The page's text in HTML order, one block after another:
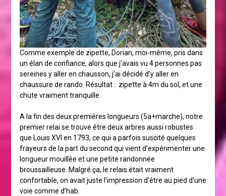
Comme exemple de zipette, Dorian, moi-même, pris dans
un élan de confiance, alors que j’avais vu 4 personnes pas
sereines y aller en chausson, j’ai décidé d’y aller en
chaussure de rando. Résultat : zipette à 4m du sol, et une
chute vraiment tranquille.
A la fin des deux premières longueurs (5a+marche), notre
premier relai se trouve être deux arbres aussi robustes
que Louis XVI en 1793, ce qui a parfois suscité quelques
frayeurs de la part du second qui vient d’expérimenter une
longueur mouillée et une petite randonnée
broussailleuse. Malgré ça, le relais était vraiment
confortable, on avait juste l’impression d’être au pied d’une
voie comme d’hab.